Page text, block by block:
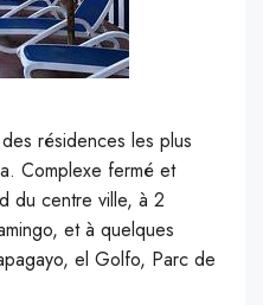
résidences les plus
Complexe fermé et
du centre ville, à 2
et à quelques
el Golfo, Parc de